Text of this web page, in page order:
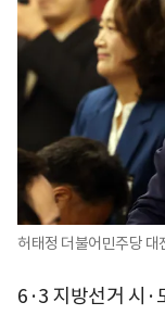
허태정 더불어민주당 대
6·3 지방선거 시·